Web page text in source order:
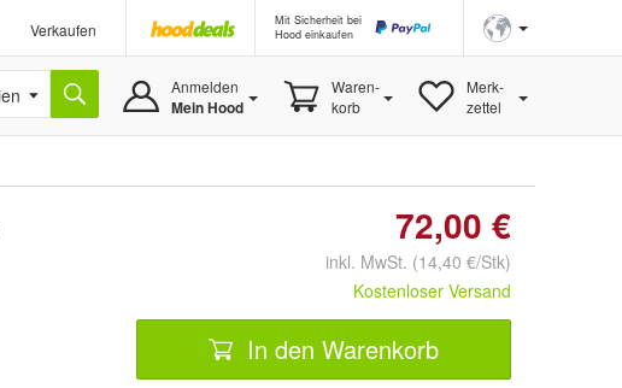
Verkaufen
Mit Sicherheit bei
Hood einkaufen
Anmelden
Mein Hood
Waren-
korb
Merk-
zettel
72,00 €
inkl. MwSt. (14,40 €/Stk)
Kostenloser Versand
In den Warenkorb